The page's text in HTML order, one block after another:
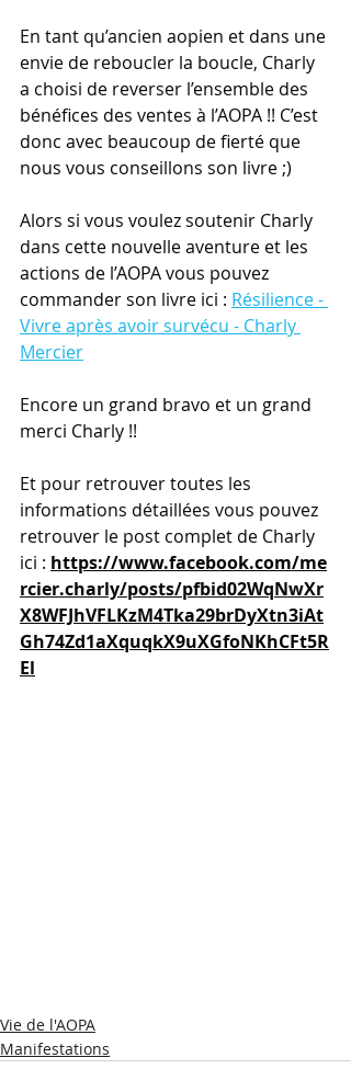
En tant qu’ancien aopien et dans une
envie de reboucler la boucle, Charly
a choisi de reverser l’ensemble des
bénéfices des ventes à l’AOPA !! C’est
donc avec beaucoup de fierté que
nous vous conseillons son livre ;)
Alors si vous voulez soutenir Charly
dans cette nouvelle aventure et les
actions de l’AOPA vous pouvez
commander son livre ici : Résilience -
Vivre après avoir survécu - Charly
Mercier
Encore un grand bravo et un grand
merci Charly !!
Et pour retrouver toutes les
informations détaillées vous pouvez
retrouver le post complet de Charly
ici : https://www.facebook.com/me
rcier.charly/posts/pfbid02WqNwXr
X8WFJhVFLKzM4Tka29brDyXtn3iAt
Gh74Zd1aXquqkX9uXGfoNKhCFt5R
El
Vie de l'AOPA
Manifestations